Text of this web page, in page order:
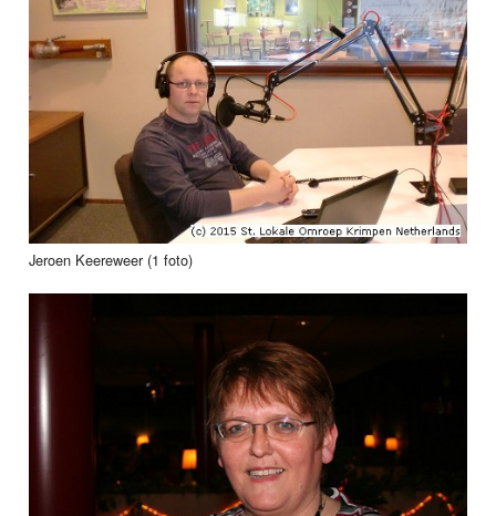
Jeroen Keereweer (1 foto)